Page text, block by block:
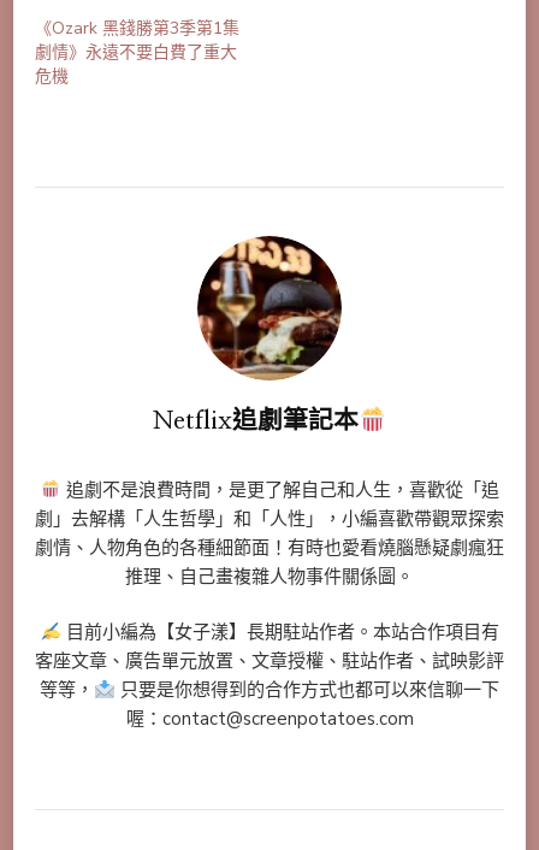
《Ozark 黑錢勝第3季第1集
劇情》永遠不要白費了重大
危機
Netflix追劇筆記本
追劇不是浪費時間，是更了解自己和人生，喜歡從「追
劇」去解構「人生哲學」和「人性」，小編喜歡帶觀眾探索
劇情、人物角色的各種細節面！有時也愛看燒腦懸疑劇瘋狂
推理、自己畫複雜人物事件關係圖。
目前小編為【女子漾】長期駐站作者。本站合作項目有
客座文章、廣告單元放置、文章授權、駐站作者、試映影評
等等，
只要是你想得到的合作方式也都可以來信聊一下
喔：contact@screenpotatoes.com